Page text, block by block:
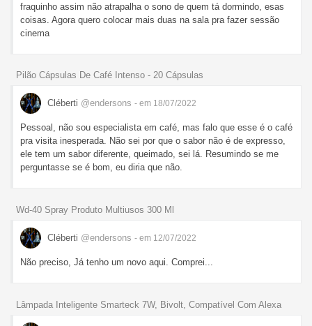
fraquinho assim não atrapalha o sono de quem tá dormindo, esas
coisas. Agora quero colocar mais duas na sala pra fazer sessão
cinema
Pilão Cápsulas De Café Intenso - 20 Cápsulas
Cléberti @endersons - em 18/07/2022
Pessoal, não sou especialista em café, mas falo que esse é o café
pra visita inesperada. Não sei por que o sabor não é de expresso,
ele tem um sabor diferente, queimado, sei lá. Resumindo se me
perguntasse se é bom, eu diria que não.
Wd-40 Spray Produto Multiusos 300 Ml
Cléberti @endersons - em 12/07/2022
Não preciso, Já tenho um novo aqui. Comprei...
Lâmpada Inteligente Smarteck 7W, Bivolt, Compatível Com Alexa